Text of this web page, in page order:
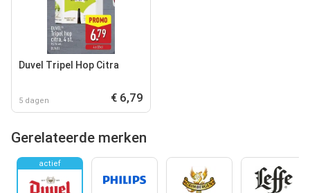
Duvel Tripel Hop Citra
5 dagen € 6,79
Gerelateerde merken
actief